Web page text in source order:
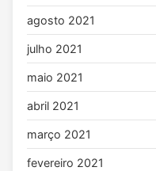
agosto 2021
julho 2021
maio 2021
abril 2021
março 2021
fevereiro 2021